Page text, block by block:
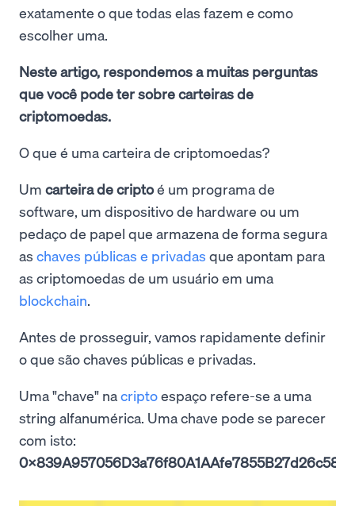
exatamente o que todas elas fazem e como
escolher uma.
Neste artigo, respondemos a muitas perguntas
que você pode ter sobre carteiras de
criptomoedas.
O que é uma carteira de criptomoedas?
Um carteira de criptoé um programa de
software, um dispositivo de hardware ou um
pedaço de papel que armazena de forma segura
as chaves públicas e privadas que apontam para
as criptomoedas de um usuário em uma
blockchain.
Antes de prosseguir, vamos rapidamente definir
o que são chaves públicas e privadas.
Uma "chave" nacriptoespaço refere-se a uma
string alfanumérica. Uma chave pode se parecer
com isto: